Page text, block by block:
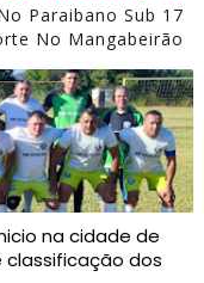
Paraibano Sub 17
No Mangabeirão
na cidade de
classificação dos